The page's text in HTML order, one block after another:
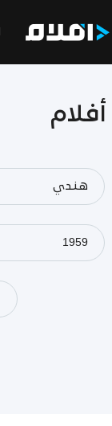
أفلام
هندي
1959